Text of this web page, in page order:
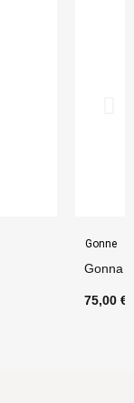
Gonne
Gonna
75,00 €